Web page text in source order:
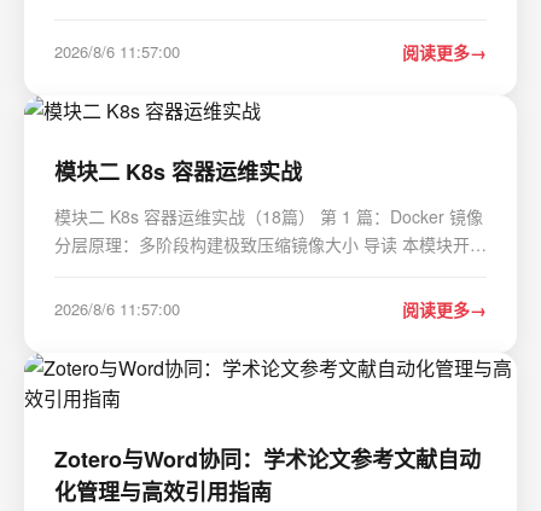
原生网络 API。 很多初学者学习网络时存在痛点&#xff1a;
只懂理论、代码残缺、分不清 BIO 与 NIO、不会处…
2026/8/6 11:57:00 阅读更多
模块二 K8s 容器运维实战
模块二 K8s 容器运维实战（18篇） 第 1 篇：Docker 镜像
分层原理：多阶段构建极致压缩镜像大小 导读 本模块开启
备落地容器化部署、集群运维的中高级后端工程师。 本篇
从镜像底层分层机制切入，拆解镜像存储原理、冗余产…
2026/8/6 11:57:00 阅读更多
Zotero与Word协同：学术论文参考文献自动
化管理与高效引用指南